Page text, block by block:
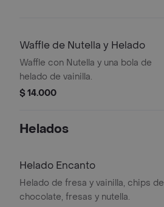
Waffle de Nutella y Helado
Waffle con Nutella y una bola de
helado de vainilla.
$ 14.000
Helados
Helado Encanto
Helado de fresa y vainilla, chips de
chocolate, fresas y nutella.